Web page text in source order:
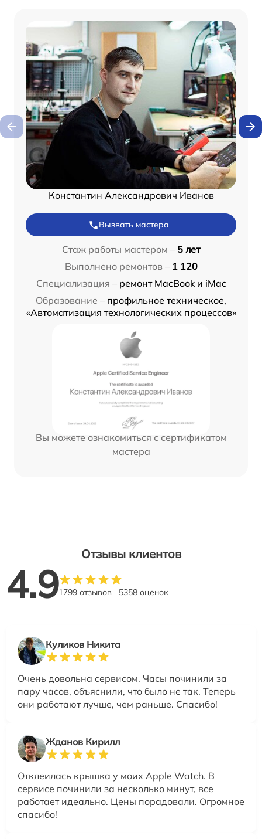
Константин Александрович Иванов
Вызвать мастера
Стаж работы мастером – 5 лет
Выполнено ремонтов – 1 120
Специализация – ремонт MacBook и iMac
Образование – профильное техническое,
«Автоматизация технологических процессов»
Вы можете ознакомиться с сертификатом
мастера
Отзывы клиентов
4.91799 отзывов 5358 оценок
Куликов Никита
Очень довольна сервисом. Часы починили за
пару часов, объяснили, что было не так. Теперь
они работают лучше, чем раньше. Спасибо!
Жданов Кирилл
Отклеилась крышка у моих Apple Watch. В
сервисе починили за несколько минут, все
работает идеально. Цены порадовали. Огромное
спасибо!